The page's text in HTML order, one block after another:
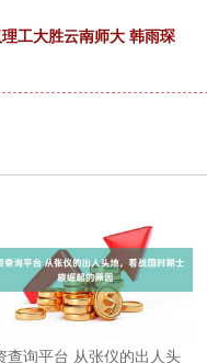
工大胜云南师大 韩雨琛
查询平台 从张仪的出人头